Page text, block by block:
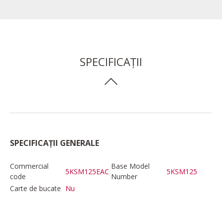
SPECIFICAȚII
SPECIFICAȚII GENERALE
Commercial
code
5KSM125EAC
Base Model
Number
5KSM125
Carte de bucate Nu